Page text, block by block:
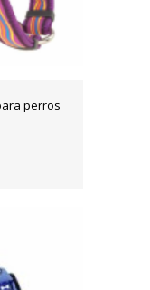
perros